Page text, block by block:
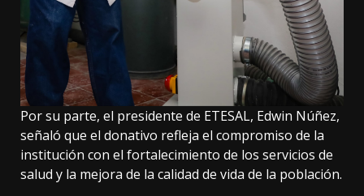
Por su parte, el presidente de ETESAL, Edwin Núñez,
señaló que el donativo refleja el compromiso de la
institución con el fortalecimiento de los servicios de
salud y la mejora de la calidad de vida de la población.